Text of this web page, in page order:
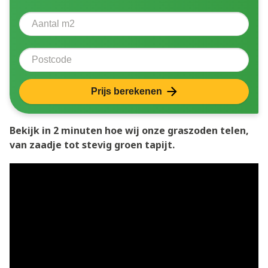
Aantal vierkante meter
Postcode
Prijs berekenen
Bekijk in 2 minuten hoe wij onze graszoden telen,
van zaadje tot stevig groen tapijt.